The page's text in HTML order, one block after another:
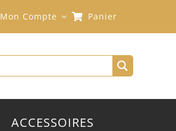
Mon Compte Panier
ACCESSOIRES